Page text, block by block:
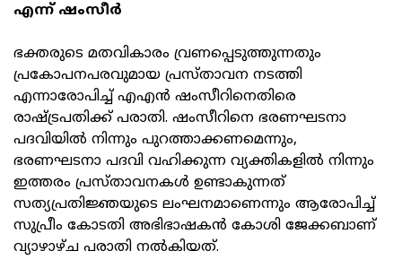
എന്ന് ഷംസീര്‍
ഭക്തരുടെ മതവികാരം വ്രണപ്പെടുത്തുന്നതും
പ്രകോപനപരവുമായ പ്രസ്താവന നടത്തി
എന്നാരോപിച്ച് എഎന്‍ ഷംസീറിനെതിരെ
രാഷ്ട്രപതിക്ക് പരാതി. ഷംസീറിനെ ഭരണഘടനാ
പദവിയില്‍ നിന്നും പുറത്താക്കണമെന്നും,
ഭരണഘടനാ പദവി വഹിക്കുന്ന വ്യക്തികളില്‍ നിന്നും
ഇത്തരം പ്രസ്താവനകള്‍ ഉണ്ടാകുന്നത്
സത്യപ്രതിജ്ഞയുടെ ലംഘനമാണെന്നും ആരോപിച്ച്
സുപ്രീം കോടതി അഭിഭാഷകന്‍ കോശി ജേക്കബാണ്
വ്യാഴാഴ്ച പരാതി നല്‍കിയത്.